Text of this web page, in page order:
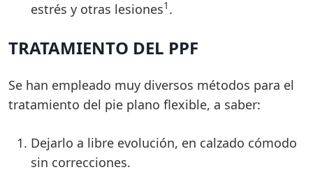
estrés y otras lesiones1 .
TRATAMIENTO DEL PPF
Se han empleado muy diversos métodos para el
tratamiento del pie plano flexible, a saber:
Dejarlo a libre evolución, en calzado cómodo
sin correcciones.